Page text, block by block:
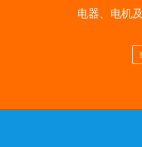
电器、电机